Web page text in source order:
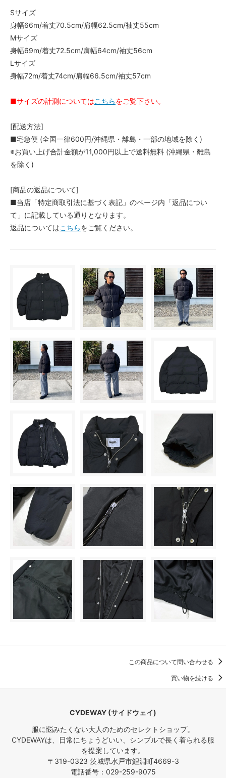
Sサイズ
身幅66m/着丈70.5cm/肩幅62.5cm/袖丈55cm
Mサイズ
身幅69m/着丈72.5cm/肩幅64cm/袖丈56cm
Lサイズ
身幅72m/着丈74cm/肩幅66.5cm/袖丈57cm
■サイズの計測についてはこちらをご覧下さい。
[配送方法]
■宅急便 (全国一律600円/沖縄県・離島・一部の地域を除く)
※お買い上げ合計金額が11,000円以上で送料無料 (沖縄県・離島
を除く)
[商品の返品について]
■当店「特定商取引法に基づく表記」のページ内「返品につい
て」に記載している通りとなります。
返品についてはこちらをご覧ください。
この商品について問い合わせる
買い物を続ける
CYDEWAY (サイドウェイ)
服に悩みたくない大人のためのセレクトショップ。
CYDEWAYは、日常にちょうどいい、シンプルで長く着られる服
を提案しています。
〒319-0323 茨城県水戸市鯉淵町4669-3
電話番号：029-259-9075